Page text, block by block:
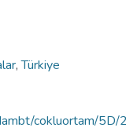
,Türkiye
cokluortam/